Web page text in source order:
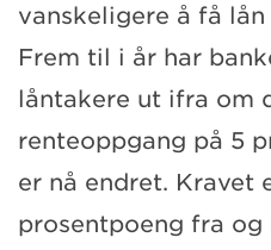
vanskeligere å få
Frem til i år har
låntakere ut ifra om
renteoppgang på 5
er nå endret. Kravet
prosentpoeng fra og